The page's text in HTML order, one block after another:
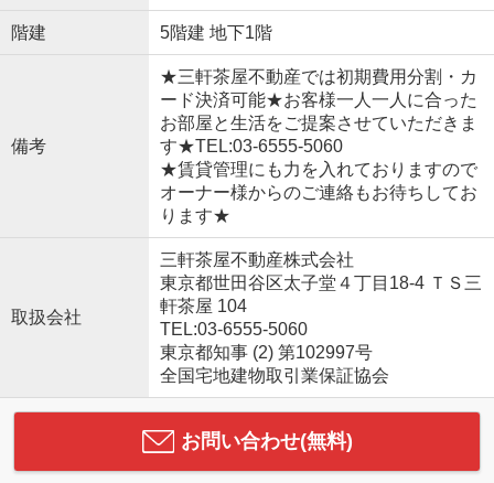
階建 5階建 地下1階
備考
★三軒茶屋不動産では初期費用分割・カ
ード決済可能★お客様一人一人に合った
お部屋と生活をご提案させていただきま
す★TEL:03-6555-5060
★賃貸管理にも力を入れておりますので
オーナー様からのご連絡もお待ちしてお
ります★
取扱会社
三軒茶屋不動産株式会社
東京都世田谷区太子堂４丁目18-4 ＴＳ三
軒茶屋 104
TEL:03-6555-5060
東京都知事 (2) 第102997号
全国宅地建物取引業保証協会
お問い合わせ(無料)